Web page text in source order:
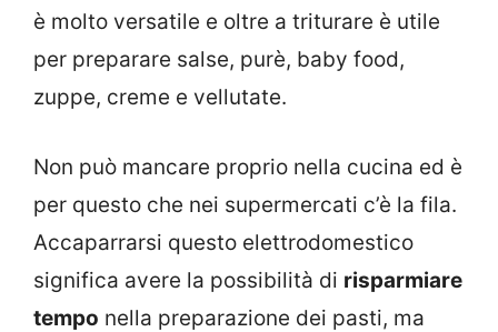
è molto versatile e oltre a triturare è utile
per preparare salse, purè, baby food,
zuppe, creme e vellutate.
Non può mancare proprio nella cucina ed è
per questo che nei supermercati c’è la fila.
Accaparrarsi questo elettrodomestico
significa avere la possibilità di risparmiare
tempo nella preparazione dei pasti, ma